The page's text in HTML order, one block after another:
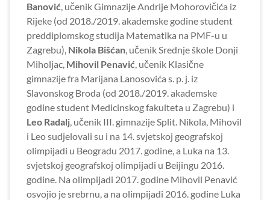
Banović, učenik Gimnazije Andrije Mohorovičića iz
Rijeke (od 2018./2019. akademske godine student
preddiplomskog studija Matematika na PMF-u u
Zagrebu), Nikola Bišćan, učenik Srednje škole Donji
Miholjac, Mihovil Penavić, učenik Klasične
gimnazije fra Marijana Lanosovića s. p. j. iz
Slavonskog Broda (od 2018./2019. akademske
godine student Medicinskog fakulteta u Zagrebu) i
Leo Radalj, učenik III. gimnazije Split. Nikola, Mihovil
i Leo sudjelovali su i na 14. svjetskoj geografskoj
olimpijadi u Beogradu 2017. godine, a Luka na 13.
svjetskoj geografskoj olimpijadi u Beijingu 2016.
godine. Na olimpijadi 2017. godine Mihovil Penavić
osvojio je srebrnu, a na olimpijadi 2016. godine Luka